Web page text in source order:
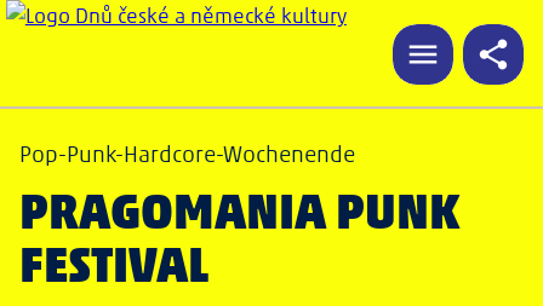
Pop-Punk-Hardcore-Wochenende
PRAGOMANIA PUNK
FESTIVAL